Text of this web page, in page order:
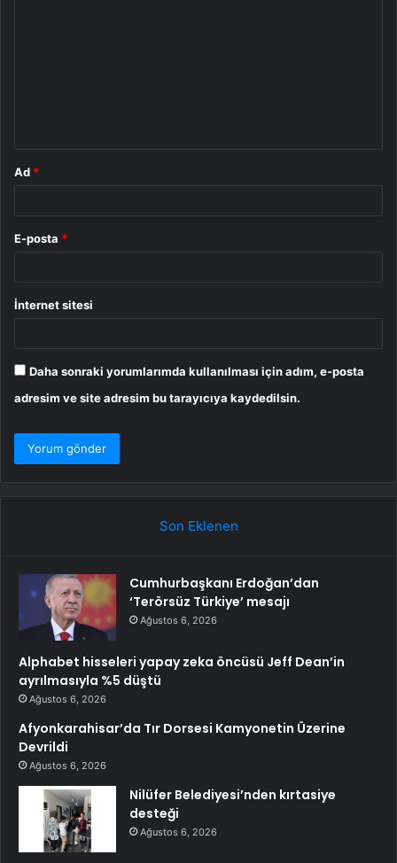
Ad *
E-posta *
İnternet sitesi
Daha sonraki yorumlarımda kullanılması için adım, e-posta
adresim ve site adresim bu tarayıcıya kaydedilsin.
Son Eklenen
Cumhurbaşkanı Erdoğan’dan
‘Terörsüz Türkiye’ mesajı
Ağustos 6, 2026
Alphabet hisseleri yapay zeka öncüsü Jeff Dean’in
ayrılmasıyla %5 düştü
Ağustos 6, 2026
Afyonkarahisar’da Tır Dorsesi Kamyonetin Üzerine
Devrildi
Ağustos 6, 2026
Nilüfer Belediyesi’nden kırtasiye
desteği
Ağustos 6, 2026